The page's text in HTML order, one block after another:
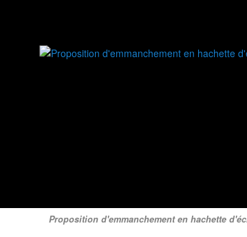
Proposition d'emmanchement en hachette